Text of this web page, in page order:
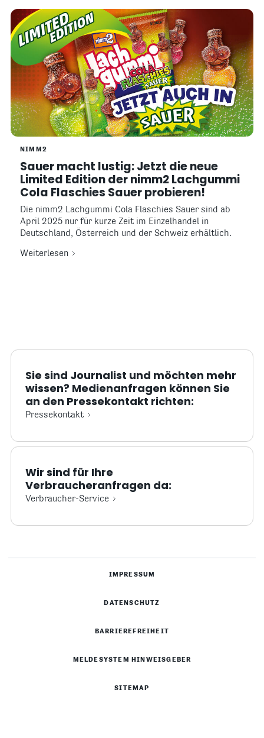
NIMM2
Sauer macht lustig: Jetzt die neue
Limited Edition der nimm2 Lachgummi
Cola Flaschies Sauer probieren!
Die nimm2 Lachgummi Cola Flaschies Sauer sind ab
April 2025 nur für kurze Zeit im Einzelhandel in
Deutschland, Österreich und der Schweiz erhältlich.
Weiterlesen
Sie sind Journalist und möchten mehr
wissen? Medienanfragen können Sie
an den Pressekontakt richten:
Pressekontakt
Wir sind für Ihre
Verbraucheranfragen da:
Verbraucher-Service
IMPRESSUM
DATENSCHUTZ
BARRIEREFREIHEIT
MELDESYSTEM HINWEISGEBER
SITEMAP